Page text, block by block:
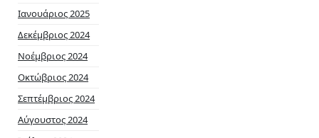
Ιανουάριος 2025
Δεκέμβριος 2024
Νοέμβριος 2024
Οκτώβριος 2024
Σεπτέμβριος 2024
Αύγουστος 2024